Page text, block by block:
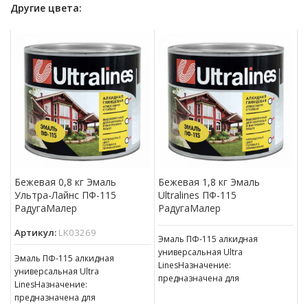
Другие цвета:
Бежевая 0,8 кг Эмаль
Ультра-Лайнс ПФ-115
РадугаМалер
Артикул: LK03269
Эмаль ПФ-115 алкидная
универсальная Ultra
LinesНазначение:
предназначена для
Бежевая 1,8 кг Эмаль
Ultralines ПФ-115
РадугаМалер
Эмаль ПФ-115 алкидная
универсальная Ultra
LinesНазначение:
предназначена для